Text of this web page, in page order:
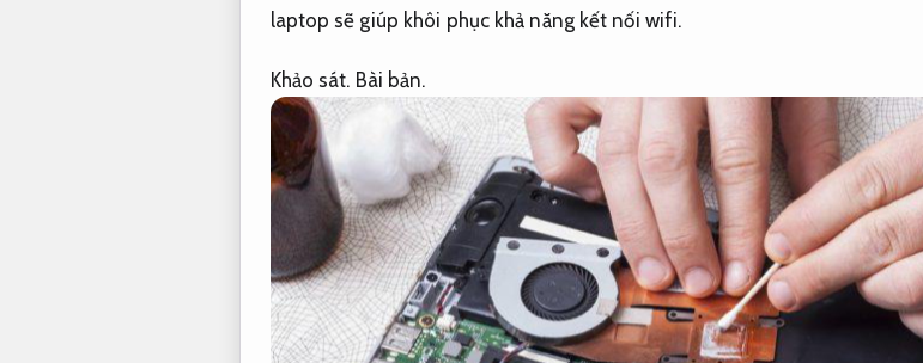
laptop sẽ giúp khôi phục khả năng kết nối wifi.
Khảo sát. Bài bản.